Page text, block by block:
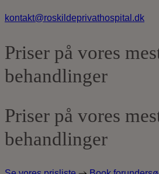
kontakt@roskildeprivathospital.dk
Priser på vores
behandlinger
Priser på vores
behandlinger